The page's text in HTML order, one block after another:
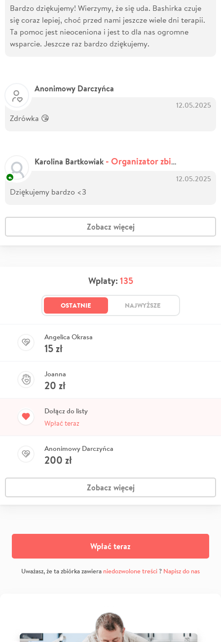
Bardzo dziękujemy! Wierzymy, że się uda. Bashirka czuje
się coraz lepiej, choć przed nami jeszcze wiele dni terapii.
Ta pomoc jest nieoceniona i jest to dla nas ogromne
wsparcie. Jeszcze raz bardzo dziękujemy.
Anonimowy Darczyńca
12.05.2025
Zdrówka 😘
Karolina Bartkowiak - Organizator zbiórki
12.05.2025
Dziękujemy bardzo <3
Zobacz więcej
Wpłaty: 135
OSTATNIE NAJWYŻSZE
Angelica Okrasa
15zł
Joanna
20 zł
Dołącz do listy
Wpłać teraz
Anonimowy Darczyńca
200 zł
Zobacz więcej
Wpłać teraz
Uważasz, że ta zbiórka zawiera niedozwolone treści? Napisz do nas